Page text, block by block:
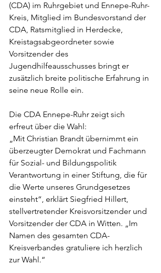
(CDA) im Ruhrgebiet und Ennepe-Ruhr-
Kreis, Mitglied im Bundesvorstand der
CDA, Ratsmitglied in Herdecke,
Kreistagsabgeordneter sowie
Vorsitzender des
Jugendhilfeausschusses bringt er
zusätzlich breite politische Erfahrung in
seine neue Rolle ein.
Die CDA Ennepe-Ruhr zeigt sich
erfreut über die Wahl:
„Mit Christian Brandt übernimmt ein
überzeugter Demokrat und Fachmann
für Sozial- und Bildungspolitik
Verantwortung in einer Stiftung, die für
die Werte unseres Grundgesetzes
einsteht“, erklärt Siegfried Hillert,
stellvertretender Kreisvorsitzender und
Vorsitzender der CDA in Witten. „Im
Namen des gesamten CDA-
Kreisverbandes gratuliere ich herzlich
zur Wahl.“